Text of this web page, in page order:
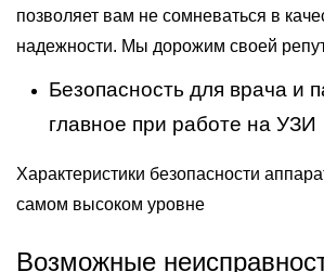
позволяет вам не сомневаться в
надежности. Мы дорожим своей
Безопасность для врача и
главное при работе на УЗИ
Характеристики безопасности
самом высоком уровне
Возможные